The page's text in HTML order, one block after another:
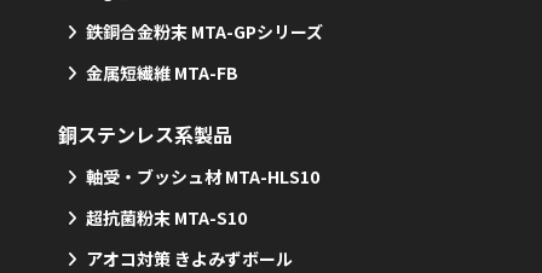
鉄銅合金粉末 MTA-GPシリーズ
金属短繊維 MTA-FB
銅ステンレス系製品
軸受・ブッシュ材 MTA-HLS10
超抗菌粉末 MTA-S10
アオコ対策 きよみずボール